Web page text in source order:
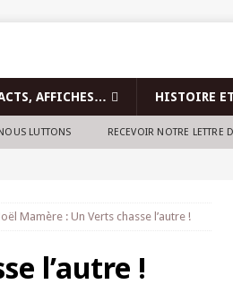
AFFICHES… HISTOIRE
LUTTONS RECEVOIR NOTRE LETTRE
Mamère : Un Verts chasse l’autre !
l’autre !